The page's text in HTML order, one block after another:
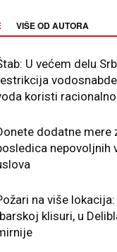
VIŠE OD AUTORA
U većem delu
koristi racionalno
dodatne mere
nepovoljnih
na više
klisuri, u